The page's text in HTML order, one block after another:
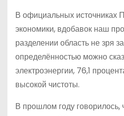
В официальных источниках
экономики, вдобавок наш
разделении область не зря
определённостью можно
электроэнергии, 76,1
высокой чистоты.
В прошлом году говорилось,